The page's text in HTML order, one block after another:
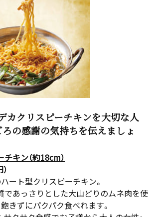
カクリスピーチキンを大切な人
ろの感謝の気持ちを伝えましょ
キン（約18cm）
ート型クリスピーチキン。
であっさりとした大山どりのムネ肉を使
きずにパクパク食べれます。